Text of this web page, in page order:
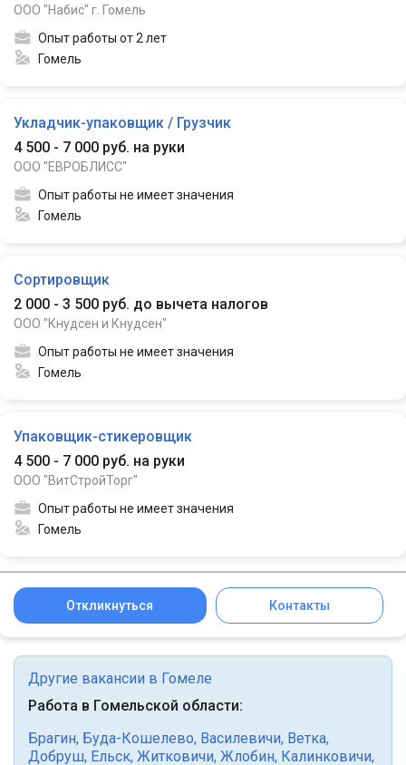
ООО "Набис" г. Гомель
Опыт работы от 2 лет
Гомель
Укладчик-упаковщик / Грузчик
4 500 - 7 000 руб. на руки
ООО "ЕВРОБЛИСС"
Опыт работы не имеет значения
Гомель
Сортировщик
2 000 - 3 500 руб. до вычета налогов
ООО "Кнудсен и Кнудсен"
Опыт работы не имеет значения
Гомель
Упаковщик-стикеровщик
4 500 - 7 000 руб. на руки
ООО "ВитСтройТорг"
Опыт работы не имеет значения
Гомель
Откликнуться Контакты
Другие вакансии в Гомеле
Работа в Гомельской области:
Брагин, Буда-Кошелево, Василевичи, Ветка,
Добруш, Ельск, Житковичи, Жлобин, Калинковичи,